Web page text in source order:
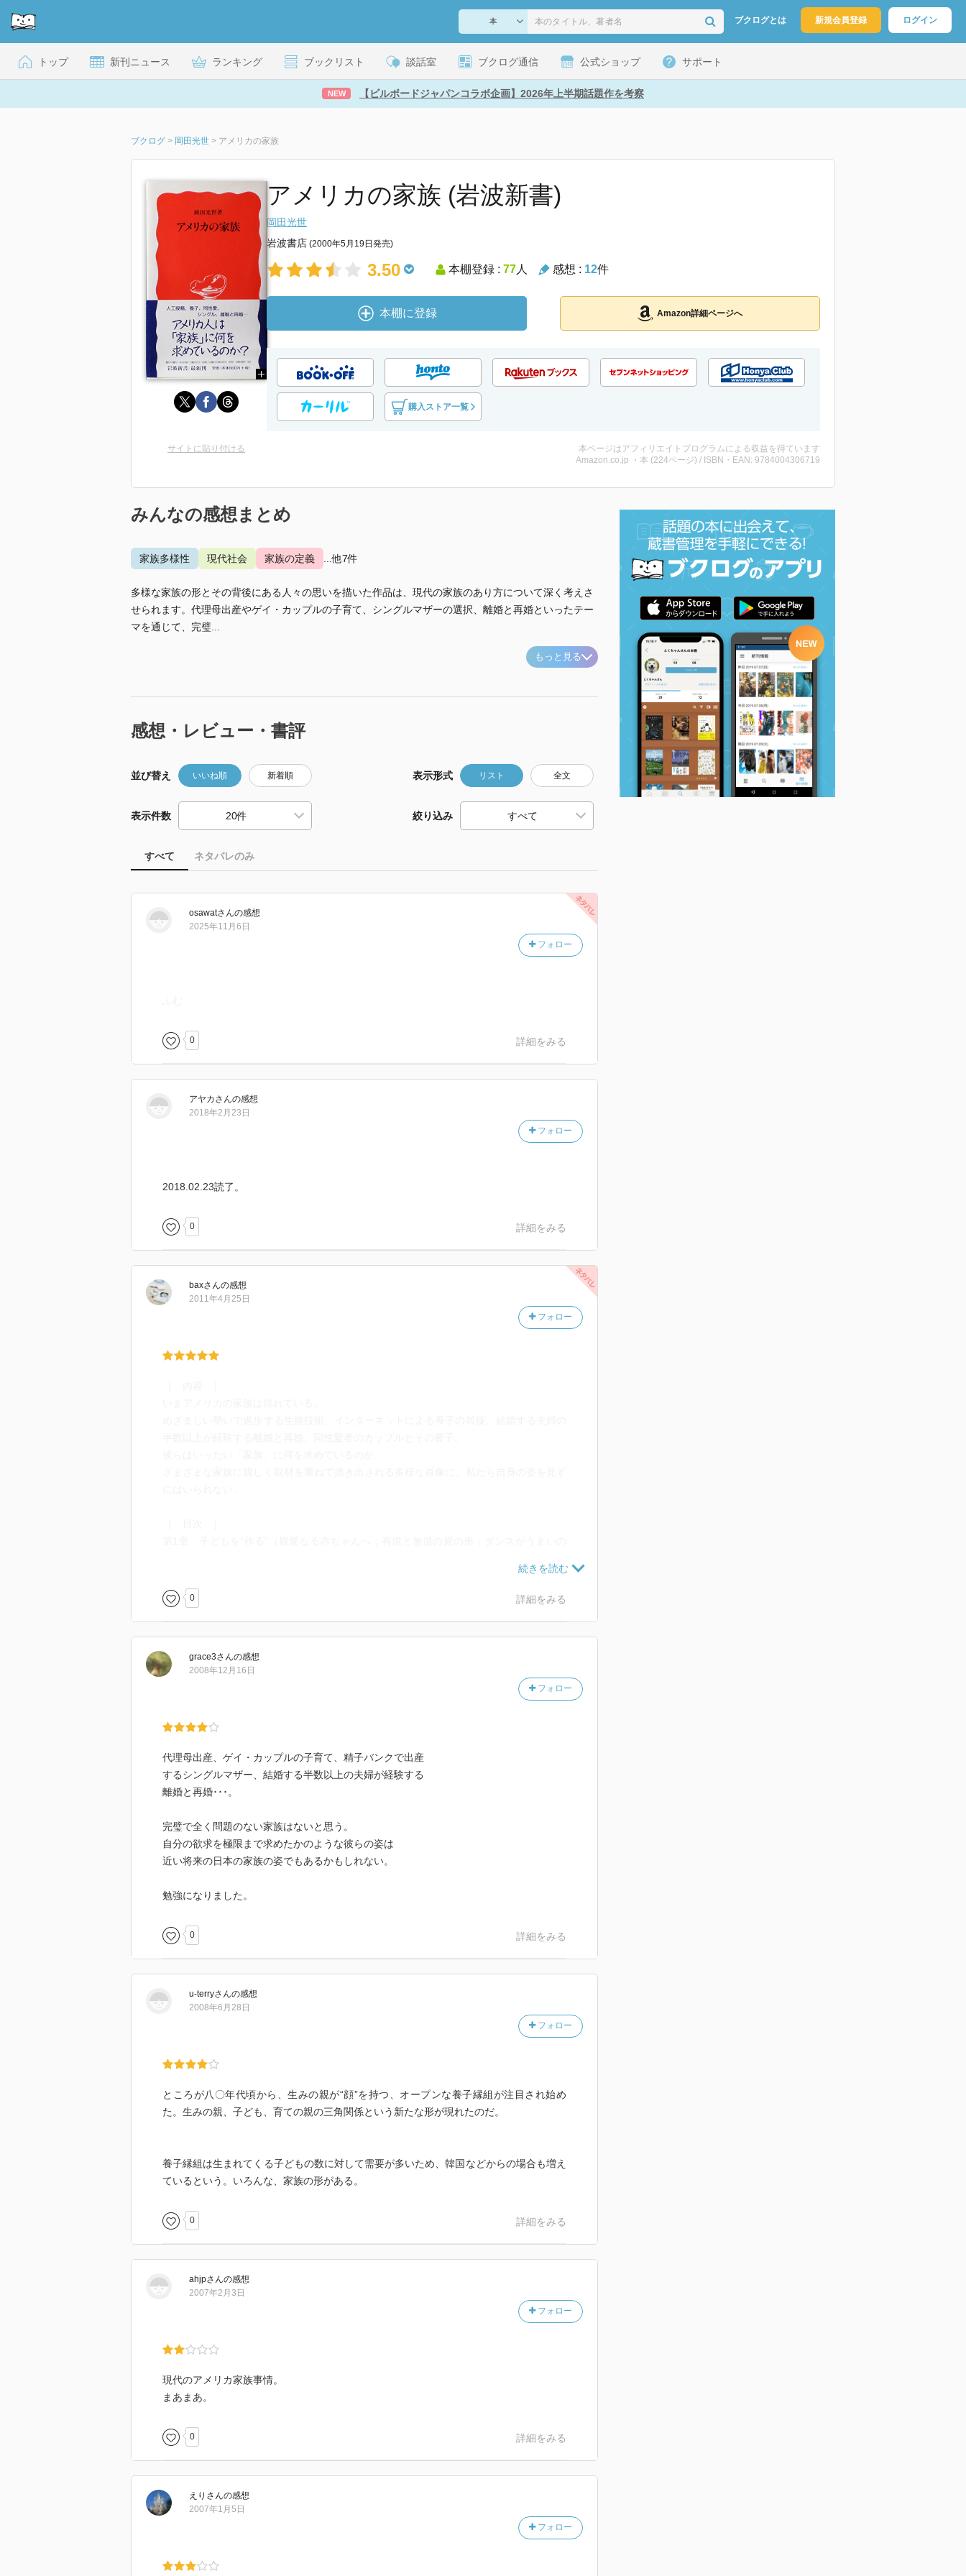
ブクログとは 新規会員登録 ログイン
トップ 新刊ニュース ランキング ブックリスト 談話室 ブクログ通信 公式ショップ サポート
NEW 【ビルボードジャパンコラボ企画】2026年上半期話題作を考察
ブクログ > 岡田光世 > アメリカの家族
アメリカの家族 (岩波新書)
岡田光世
岩波書店 (2000年5月19日発売)
3.50 本棚登録 : 77人 感想 : 12件
本棚に登録 Amazon詳細ページへ
購入ストア一覧
サイトに貼り付ける
本ページはアフィリエイトプログラムによる収益を得ています
Amazon.co.jp ・本 (224ページ) / ISBN・EAN: 9784004306719
みんなの感想まとめ
家族多様性 現代社会 家族の定義 ...他7件
多様な家族の形とその背後にある人々の思いを描いた作品は、現代の家族のあり方について深く考えさ
せられます。代理母出産やゲイ・カップルの子育て、シングルマザーの選択、離婚と再婚といったテー
マを通じて、完璧...
もっと見る
感想・レビュー・書評
並び替え いいね順 新着順 表示形式 リスト 全文
表示件数 絞り込み
すべて ネタバレのみ
osawatさんの感想
フォロー
2025年11月6日
0 詳細をみる
アヤカ さんの感想
フォロー
2018年2月23日
2018.02.23読了。
0 詳細をみる
baxさんの感想
フォロー
2011年4月25日
第2章 生みの親、育ての親、そして子ども―養子家族（ユダヤ人の親と韓国人の子ど
も；生みの親に思いを馳せて；アイデンティティを求めて；変わりつつある生みの親の意
識；スペシャル・ニーズの子どもたち）
第4章 ひとりで育てる―シングルたち（ぼくのパパはドナー・ナンバー五三六番；初め
から不在の父親；もう家族ではない；セラピストのアレン；ディズニー・パパと恐いマ
り親でない曖昧さ；二分されたクリスマスツリー；あなたの子ども、私の子ども、私たち
［ ＰＯＰ ］
［ おすすめ度 ］
☆☆☆☆☆☆☆ おすすめ度
☆☆☆☆☆☆☆ ストーリー
☆☆☆☆☆☆☆ 冒険性
共感度（空振り三振・一部・参った！）
読書の速度（時間がかかった・普通・一気に読んだ）
0 詳細をみる
grace3さんの感想
フォロー
2008年12月16日
代理母出産、ゲイ・カップルの子育て、精子バンクで出産
するシングルマザー、結婚する半数以上の夫婦が経験する
離婚と再婚･･･。
完璧で全く問題のない家族はないと思う。
自分の欲求を極限まで求めたかのような彼らの姿は
近い将来の日本の家族の姿でもあるかもしれない。
勉強になりました。
0 詳細をみる
u-terryさんの感想
フォロー
2008年6月28日
ところが八〇年代頃から、生みの親が“顔”を持つ、オープンな養子縁組が注目され始め
た。生みの親、子ども、育ての親の三角関係という新たな形が現れたのだ。
養子縁組は生まれてくる子どもの数に対して需要が多いため、韓国などからの場合も増え
ているという。いろんな、家族の形がある。
0 詳細をみる
ahjpさんの感想
フォロー
2007年2月3日
現代のアメリカ家族事情。
まあまあ。
0 詳細をみる
えり さんの感想
フォロー
2007年1月5日